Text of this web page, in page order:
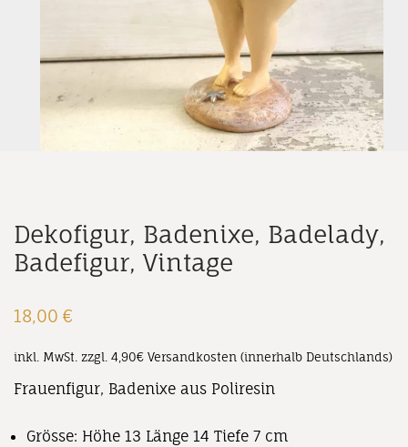
Dekofigur, Badenixe, Badelady,
Badefigur, Vintage
18,00 €
inkl. MwSt. zzgl. 4,90€ Versandkosten (innerhalb Deutschlands)
Frauenfigur, Badenixe aus Poliresin
Grösse: Höhe 13 Länge 14 Tiefe 7 cm